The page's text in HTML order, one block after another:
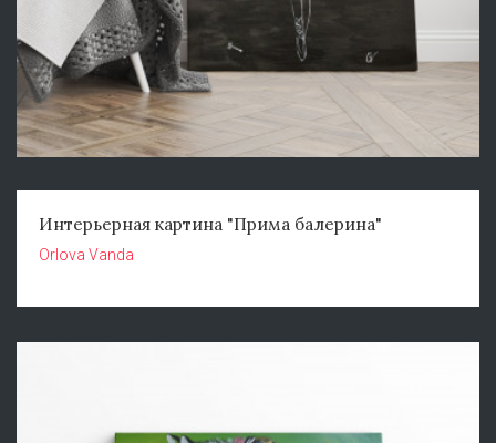
Интерьерная картина "Прима балерина"
Orlova Vanda